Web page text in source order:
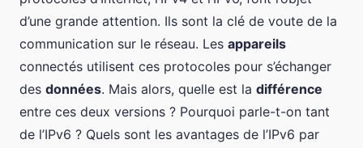
d’une grande attention. Ils sont la clé de voute de la
communication sur le réseau. Les appareils
connectés utilisent ces protocoles pour s’échanger
des données. Mais alors, quelle est la différence
entre ces deux versions ? Pourquoi parle-t-on tant
de l’IPv6 ? Quels sont les avantages de l’IPv6 par